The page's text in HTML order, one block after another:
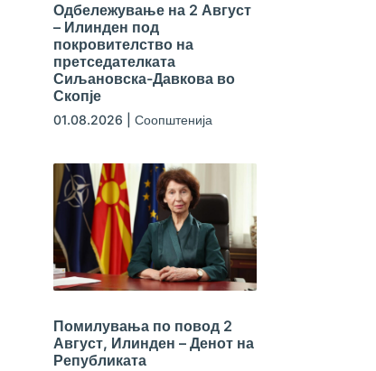
Одбележување на 2 Август
– Илинден под
покровителство на
претседателката
Сиљановска-Давкова во
Скопје
01.08.2026 Соопштенија
Помилувања по повод 2
Август, Илинден – Денот на
Републиката